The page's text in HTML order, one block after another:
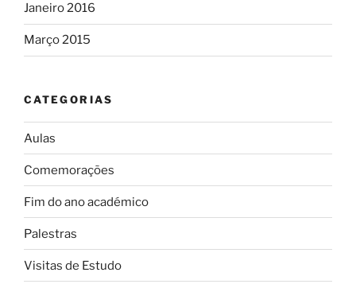
Janeiro 2016
Março 2015
CATEGORIAS
Aulas
Comemorações
Fim do ano académico
Palestras
Visitas de Estudo